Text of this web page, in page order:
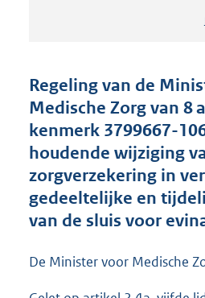
Regeling van de
Medische Zorg van 8
kenmerk 3799667-
houdende wijziging
zorgverzekering in
gedeeltelijke en
van de sluis voor
De Minister voor Medische